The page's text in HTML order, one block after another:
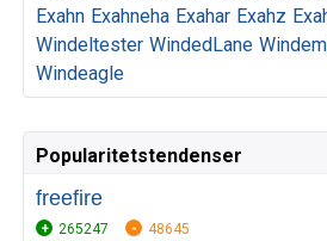
Exahn Exahneha Exahar Exahz
Windeltester WindedLane
Windeagle
Popularitetstendenser
freefire
265247 48645